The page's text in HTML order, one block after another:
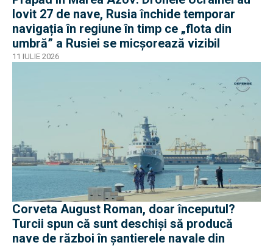
lovit 27 de nave, Rusia închide temporar
navigația în regiune în timp ce „flota din
umbră” a Rusiei se micșorează vizibil
11 IULIE 2026
Corveta August Roman, doar începutul?
Turcii spun că sunt deschiși să producă
nave de război în șantierele navale din